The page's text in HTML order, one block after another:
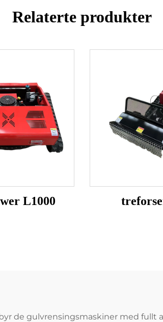
Relaterte produkter
L1000
de gulvrensingsmaskiner med